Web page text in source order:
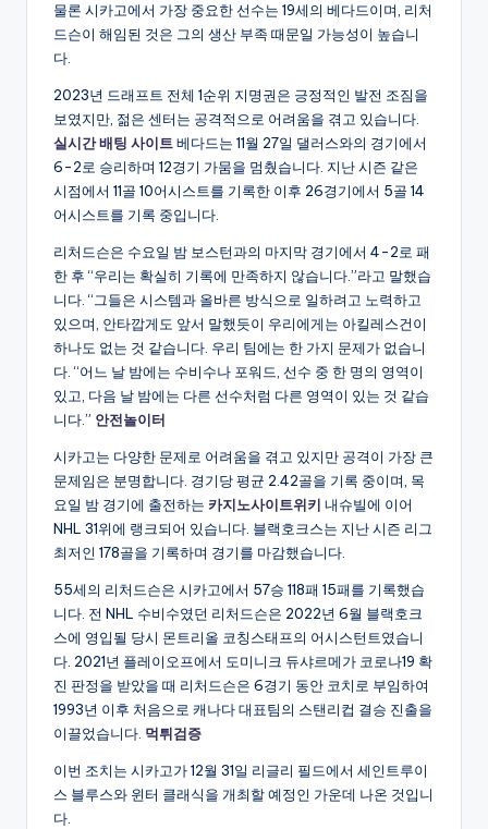
물론 시카고에서 가장 중요한 선수는 19세의 베다드이며, 리처
드슨이 해임된 것은 그의 생산 부족 때문일 가능성이 높습니
다.
2023년 드래프트 전체 1순위 지명권은 긍정적인 발전 조짐을
보였지만, 젊은 센터는 공격적으로 어려움을 겪고 있습니다.
실시간 배팅 사이트베다드는 11월 27일 댈러스와의 경기에서
6-2로 승리하며 12경기 가뭄을 멈췄습니다. 지난 시즌 같은
시점에서 11골 10어시스트를 기록한 이후 26경기에서 5골 14
어시스트를 기록 중입니다.
리처드슨은 수요일 밤 보스턴과의 마지막 경기에서 4-2로 패
한 후 “우리는 확실히 기록에 만족하지 않습니다.”라고 말했습
니다. “그들은 시스템과 올바른 방식으로 일하려고 노력하고
있으며, 안타깝게도 앞서 말했듯이 우리에게는 아킬레스건이
하나도 없는 것 같습니다. 우리 팀에는 한 가지 문제가 없습니
다. “어느 날 밤에는 수비수나 포워드, 선수 중 한 명의 영역이
있고, 다음 날 밤에는 다른 선수처럼 다른 영역이 있는 것 같습
니다.” 안전놀이터
시카고는 다양한 문제로 어려움을 겪고 있지만 공격이 가장 큰
문제임은 분명합니다. 경기당 평균 2.42골을 기록 중이며, 목
요일 밤 경기에 출전하는 카지노사이트위키 내슈빌에 이어
NHL 31위에 랭크되어 있습니다. 블랙호크스는 지난 시즌 리그
최저인 178골을 기록하며 경기를 마감했습니다.
55세의 리처드슨은 시카고에서 57승 118패 15패를 기록했습
니다. 전 NHL 수비수였던 리처드슨은 2022년 6월 블랙호크
스에 영입될 당시 몬트리올 코칭스태프의 어시스턴트였습니
다. 2021년 플레이오프에서 도미니크 듀샤르메가 코로나19 확
진 판정을 받았을 때 리처드슨은 6경기 동안 코치로 부임하여
1993년 이후 처음으로 캐나다 대표팀의 스탠리컵 결승 진출을
이끌었습니다. 먹튀검증
이번 조치는 시카고가 12월 31일 리글리 필드에서 세인트루이
스 블루스와 윈터 클래식을 개최할 예정인 가운데 나온 것입니
다.